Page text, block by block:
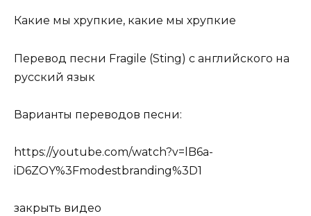
Какие мы хрупкие, какие мы хрупкие
Перевод песни Fragile (Sting) с английского на
русский язык
Варианты переводов песни:
https://youtube.com/watch?v=lB6a-
iD6ZOY%3Fmodestbranding%3D1
закрыть видео